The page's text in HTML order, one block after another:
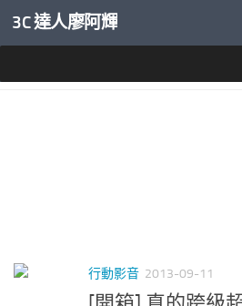
內文下方
3C 達人廖阿輝
行動影音 2013-09-11